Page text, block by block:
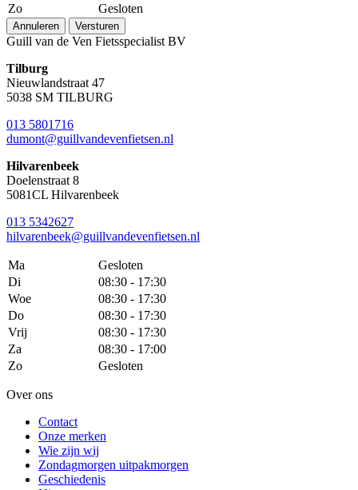
Zo
Gesloten
Annuleren Versturen
Guill van de Ven Fietsspecialist BV
Tilburg
Nieuwlandstraat 47
5038 SM TILBURG
013 5801716
dumont@guillvandevenfietsen.nl
Hilvarenbeek
Doelenstraat 8
5081CL Hilvarenbeek
013 5342627
hilvarenbeek@guillvandevenfietsen.nl
Ma
Gesloten
Di
08:30 - 17:30
Woe
08:30 - 17:30
Do
08:30 - 17:30
Vrij
08:30 - 17:30
Za
08:30 - 17:00
Zo
Gesloten
Over ons
Contact
Onze merken
Wie zijn wij
Zondagmorgen uitpakmorgen
Geschiedenis